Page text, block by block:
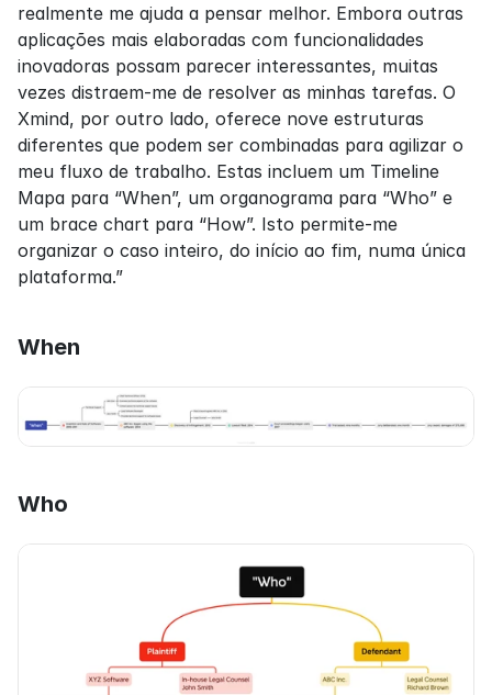
realmente me ajuda a pensar melhor. Embora outras
aplicações mais elaboradas com funcionalidades
inovadoras possam parecer interessantes, muitas
vezes distraem-me de resolver as minhas tarefas. O
Xmind, por outro lado, oferece nove estruturas
diferentes que podem ser combinadas para agilizar o
meu fluxo de trabalho. Estas incluem um Timeline
Mapa para “When”, um organograma para “Who” e
um brace chart para “How”. Isto permite-me
organizar o caso inteiro, do início ao fim, numa única
plataforma.”
When
Who